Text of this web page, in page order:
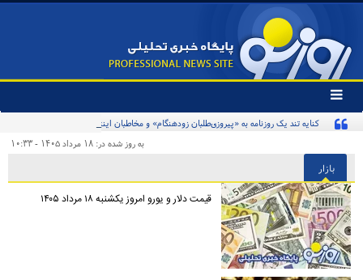
تغییر
وضعیت
منوی
ها
کنایه تند یک روزنامه به «پیروزی‌طلبان زودهنگام» و مخاطبان اینترنشنال
به روز شده در: ۱۸ مرداد ۱۴۰۵ - ۱۰:۳۳
بازار
قیمت دلار و یورو امروز یکشنبه ۱۸ مرداد ۱۴۰۵